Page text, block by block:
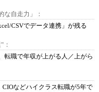
な自走力」：
CSVでデータ連携」が残る
：
転職で年収が上がる人／上がら
などハイクラス転職が5年で